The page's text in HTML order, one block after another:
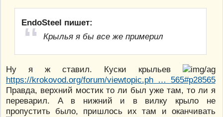
EndoSteel пишет:
Крылья я бы все же примерил
Ну я ж ставил. Куски крыльев
https://krokovod.org/forum/viewtopic.ph … 565#p28565
Правда, верхний мостик то ли был уже там, то ли я
переварил. А в нижний и в вилку крыло не
пропустить было, пришлось их там и оканчивать